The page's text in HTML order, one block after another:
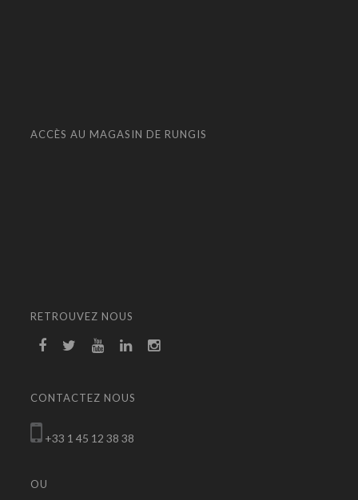
ACCÈS AU MAGASIN DE RUNGIS
RETROUVEZ NOUS
CONTACTEZ NOUS
+33 1 45 12 38 38
OU